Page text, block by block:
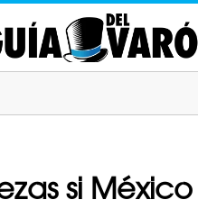
si